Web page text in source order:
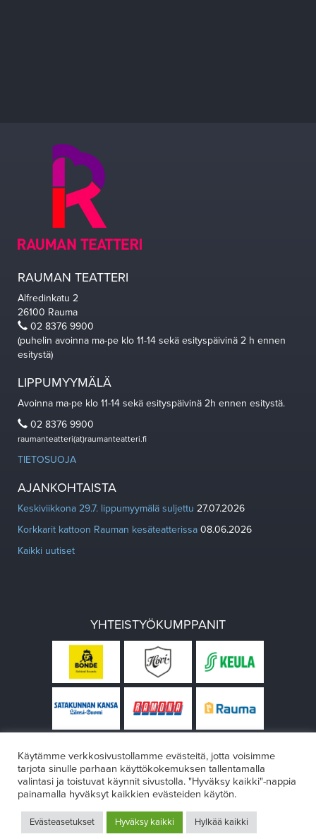
RAUMAN TEATTERI
Alfredinkatu 2
26100 Rauma
02 8376 9900
(puhelin avoinna ma-pe klo 11-14 sekä esityspäivinä 2 h ennen
esitystä)
LIPPUMYYMÄLÄ
Avoinna ma-pe klo 11-14 sekä esityspäivinä 2h ennen esitystä.
02 8376 9900
raumanteatteri(at)raumanteatteri.fi
TIETOSUOJA
AJANKOHTAISTA
Keskiviikkona 29.7. lippumyymälä suljettu 27.07.2026
Korkkarit kattoon Rauman kesäteatterissa 08.06.2026
Kaikki uutiset
YHTEISTYÖKUMPPANIT
Design:VÄRIKÄS
Käytämme verkkosivustollamme evästeitä, jotta voisimme
tarjota sinulle parhaan käyttökokemuksen tallentamalla
valintasi ja toistuvat käynnit sivustolla. "Hyväksy kaikki"-nappia
painamalla hyväksyt kaikkien evästeiden käytön.
Evästeasetukset Hyväksy kaikki Hylkää kaikki